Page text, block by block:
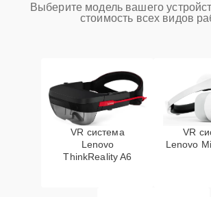
Выберите модель вашего
стоимость всех видов
VR система
Lenovo
ThinkReality A6
VR
Lenovo